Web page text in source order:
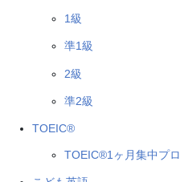
1級
準1級
2級
準2級
TOEIC®
TOEIC®1ヶ月集中プ